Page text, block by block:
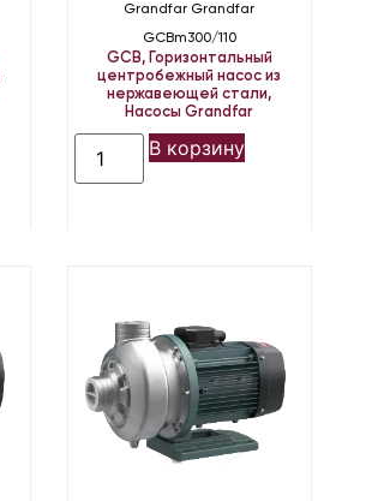
Grandfar Grandfar
GCBm300/110
GCB,
Горизонтальный
центробежный насос из
нержавеющей стали,
Насосы Grandfar
В корзину